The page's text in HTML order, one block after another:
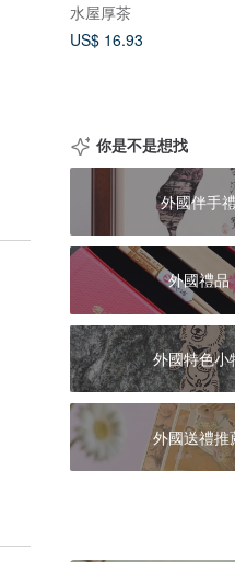
水屋厚茶
US$ 16.93
你是不是想找
外國伴手
外國禮品
外國特色小
外國送禮推